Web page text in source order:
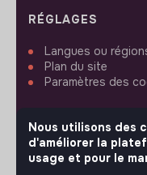
RÉGLAGES
Langues ou
Plan du site
Paramètres des
SUIVEZ-NOUS
Nous utilisons des
d'améliorer la
usage et pour le